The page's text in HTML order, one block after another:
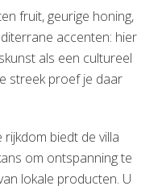
fruit, geurige honing,
accenten: hier
als een cultureel
streek proef je daar
biedt de villa
om ontspanning te
lokale producten. U